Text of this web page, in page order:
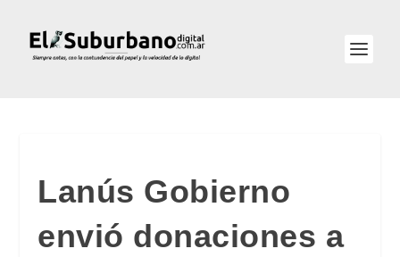
Lanús Gobierno
envió donaciones a